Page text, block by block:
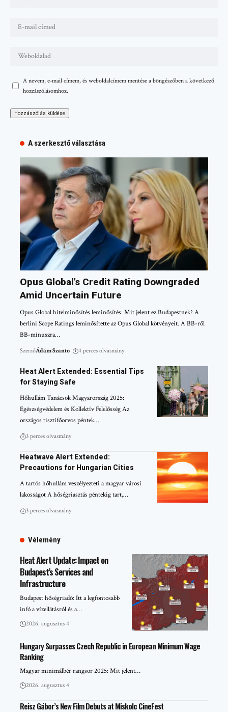
A nevem, e-mail címem, és weboldalcímem mentése a böngészőben a következő
hozzászólásomhoz.
A szerkesztő választása
Opus Global’s Credit Rating Downgraded
Amid Uncertain Future
Opus Global hitelminősítés leminősítés: Mit jelent ez Budapestnek? A
berlini Scope Ratings leminősítette az Opus Global kötvényeit. A BB-ről
BB-mínuszra…
SzerzőÁdám Szanto 4 perces olvasmány
Heat Alert Extended: Essential Tips
for Staying Safe
Hőhullám Tanácsok Magyarország 2025:
Egészségvédelem és Kollektív Felelősség Az
országos tisztifőorvos péntek…
3 perces olvasmány
Heatwave Alert Extended:
Precautions for Hungarian Cities
A tartós hőhullám veszélyezteti a magyar városi
lakosságot A hőségriasztás péntekig tart,…
3 perces olvasmány
Vélemény
Heat Alert Update: Impact on
Budapest’s Services and
Infrastructure
Budapest hőségriadó: Itt a legfontosabb
infó a vízellátásról és a…
2026. augusztus 4
Hungary Surpasses Czech Republic in European Minimum Wage
Ranking
Magyar minimálbér rangsor 2025: Mit jelent…
2026. augusztus 4
Reisz Gábor’s New Film Debuts at Miskolc CineFest